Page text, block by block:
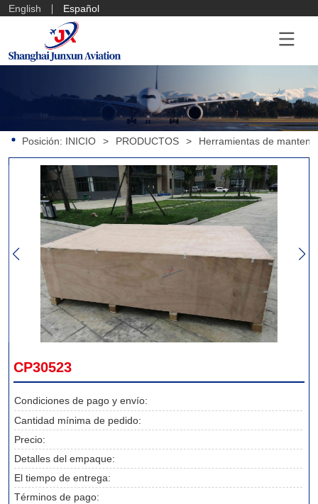
English Español
Posición: INICIO > PRODUCTOS > Herramientas de
CP30523
Condiciones de pago y envío:
Cantidad mínima de pedido:
Precio:
Detalles del empaque:
El tiempo de entrega:
Términos de pago: